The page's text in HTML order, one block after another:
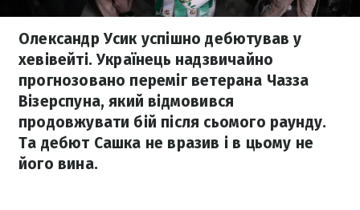
Олександр Усик успішно дебютував у
хевівейті. Українець надзвичайно
прогнозовано переміг ветерана Чазза
Візерспуна, який відмовився
продовжувати бій після сьомого раунду.
Та дебют Сашка не вразив і в цьому не
його вина.